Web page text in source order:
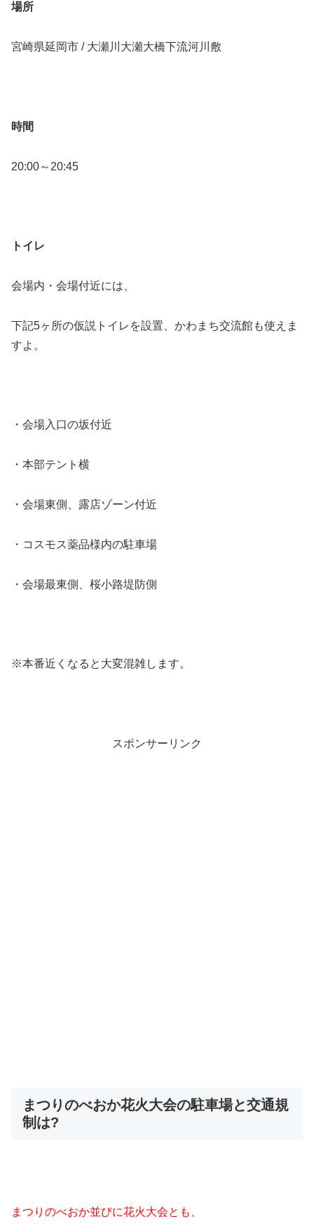
場所
宮崎県延岡市 / 大瀬川大瀬大橋下流河川敷
時間
20:00～20:45
トイレ
会場内・会場付近には、
下記5ヶ所の仮説トイレを設置、かわまち交流館も使えま
すよ。
・会場入口の坂付近
・本部テント横
・会場東側、露店ゾーン付近
・コスモス薬品様内の駐車場
・会場最東側、桜小路堤防側
※本番近くなると大変混雑します。
スポンサーリンク
まつりのべおか花火大会の駐車場と交通規
制は?
まつりのべおか並びに花火大会とも、